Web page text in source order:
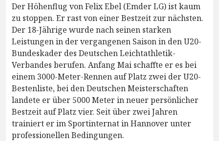
Der Höhenflug von Felix Ebel (Emder LG) ist kaum
zu stoppen. Er rast von einer Bestzeit zur nächsten.
Der 18-Jährige wurde nach seinen starken
Leistungen in der vergangenen Saison in den U20-
Bundeskader des Deutschen Leichtathletik-
Verbandes berufen. Anfang Mai schaffte er es bei
einem 3000-Meter-Rennen auf Platz zwei der U20-
Bestenliste, bei den Deutschen Meisterschaften
landete er über 5000 Meter in neuer persönlicher
Bestzeit auf Platz vier. Seit über zwei Jahren
trainiert er im Sportinternat in Hannover unter
professionellen Bedingungen.